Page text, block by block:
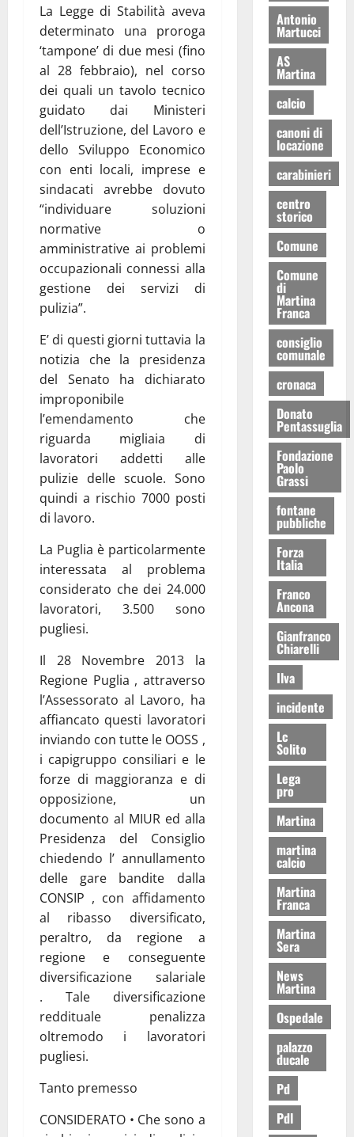
La Legge di Stabilità aveva
determinato una proroga
‘tampone’ di due mesi (fino
al 28 febbraio), nel corso
dei quali un tavolo tecnico
guidato dai Ministeri
dell’Istruzione, del Lavoro e
dello Sviluppo Economico
con enti locali, imprese e
sindacati avrebbe dovuto
“individuare soluzioni
normative o
amministrative ai problemi
occupazionali connessi alla
gestione dei servizi di
pulizia”.
E’ di questi giorni tuttavia la
notizia che la presidenza
del Senato ha dichiarato
improponibile
l’emendamento che
riguarda migliaia di
lavoratori addetti alle
pulizie delle scuole. Sono
quindi a rischio 7000 posti
di lavoro.
La Puglia è particolarmente
interessata al problema
considerato che dei 24.000
lavoratori, 3.500 sono
pugliesi.
Il 28 Novembre 2013 la
Regione Puglia , attraverso
l’Assessorato al Lavoro, ha
affiancato questi lavoratori
inviando con tutte le OOSS ,
i capigruppo consiliari e le
forze di maggioranza e di
opposizione, un
documento al MIUR ed alla
Presidenza del Consiglio
chiedendo l’ annullamento
delle gare bandite dalla
CONSIP , con affidamento
al ribasso diversificato,
peraltro, da regione a
regione e conseguente
diversificazione salariale
. Tale diversificazione
reddituale penalizza
oltremodo i lavoratori
pugliesi.
Tanto premesso
CONSIDERATO • Che sono a
Antonio
Martucci
AS
Martina
calcio
canoni di
locazione
carabinieri
centro
storico
Comune
Comune
di
Martina
Franca
consiglio
comunale
cronaca
Donato
Pentassuglia
Fondazione
Paolo
Grassi
fontane
pubbliche
Forza
Italia
Franco
Ancona
Gianfranco
Chiarelli
Ilva
incidente
Lc
Solito
Lega
pro
Martina
martina
calcio
Martina
Franca
Martina
Sera
News
Martina
Ospedale
palazzo
ducale
Pd
Pdl